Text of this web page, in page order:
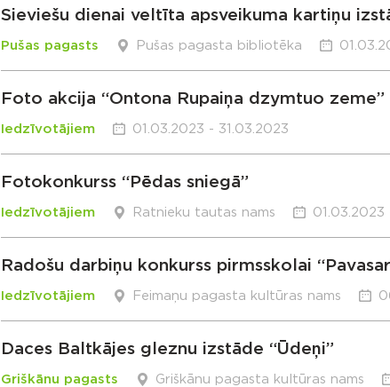
Sieviešu dienai veltīta apsveikuma kartiņu
Pušas pagasts Pušas pagasta bibliotēka
Foto akcija “Ontona Rupaiņa dzymtuo zeme”
Iedzīvotājiem 01.03.2023 - 31.03.2023
Fotokonkurss “Pēdas sniegā”
Iedzīvotājiem Ratnieku tautas nams 01.03.2023
Radošu darbiņu konkurss pirmsskolai
Iedzīvotājiem Feimaņu pagasta kultūras nams
Daces Baltkājes gleznu izstāde “Ūdeņi”
Griškānu pagasts Griškānu pagasta kultūras nams